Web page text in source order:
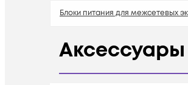
Блоки питания для межсетевых